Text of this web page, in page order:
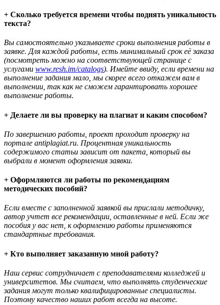
+ Сколько требуется времени чтобы поднять уникальность
текста?
Вы самостоятельно указываете сроки выполнения работы в
заявке. Для каждой работы, есть минимальный срок её заказа
(посмотреть можно на соответствующей странице с
услугами www.resh.im/catalogs). Имейте ввиду, если времени на
выполнение задания мало, мы скорее всего откажем вам в
выполнении, так как не сможем гарантировать хорошее
выполнение работы.
+ Делаете ли вы проверку на плагиат и каким способом?
По завершению работы, проект проходит проверку на
портале antiplagiat.ru. Процентная уникальность
содержимого статьи зависит от пакета, который вы
выбрали в момент оформления заявки.
+ Оформляются ли работы по рекомендациям
методических пособий?
Если вместе с заполненной заявкой вы прислали методичку,
автор учтет все рекомендации, оставленные в ней. Если же
пособия у вас нет, к оформлению работы применяются
стандартные требования.
+ Кто выполняет заказанную мной работу?
Наш сервис сотрудничает с преподавателями колледжей и
университетов. Мы считаем, что выполнять студенческие
задания могут только квалифицированные специалисты.
Поэтому качество наших работ всегда на высоте.